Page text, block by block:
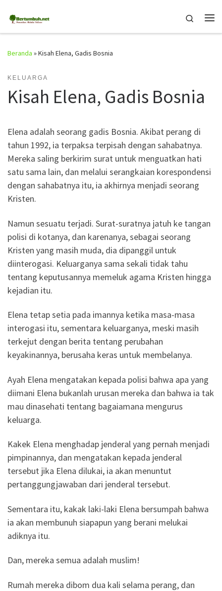
Skip to content
Search
Beranda »Kisah Elena, Gadis Bosnia
KELUARGA
Kisah Elena, Gadis Bosnia
Elena adalah seorang gadis Bosnia. Akibat perang di
tahun 1992, ia terpaksa terpisah dengan sahabatnya.
Mereka saling berkirim surat untuk menguatkan hati
satu sama lain, dan melalui serangkaian korespondensi
dengan sahabatnya itu, ia akhirnya menjadi seorang
Kristen.
Namun sesuatu terjadi. Surat-suratnya jatuh ke tangan
polisi di kotanya, dan karenanya, sebagai seorang
Kristen yang masih muda, dia dipanggil untuk
diinterogasi. Keluarganya sama sekali tidak tahu
tentang keputusannya memeluk agama Kristen hingga
kejadian itu.
Elena tetap setia pada imannya ketika masa-masa
interogasi itu, sementara keluarganya, meski masih
terkejut dengan berita tentang perubahan
keyakinannya, berusaha keras untuk membelanya.
Ayah Elena mengatakan kepada polisi bahwa apa yang
diimani Elena bukanlah urusan mereka dan bahwa ia tak
mau dinasehati tentang bagaiamana mengurus
keluarga.
Kakek Elena menghadap jenderal yang pernah menjadi
pimpinannya, dan mengatakan kepada jenderal
tersebut jika Elena dilukai, ia akan menuntut
pertanggungjawaban dari jenderal tersebut.
Sementara itu, kakak laki-laki Elena bersumpah bahwa
ia akan membunuh siapapun yang berani melukai
adiknya itu.
Dan, mereka semua adalah muslim!
Rumah mereka dibom dua kali selama perang, dan